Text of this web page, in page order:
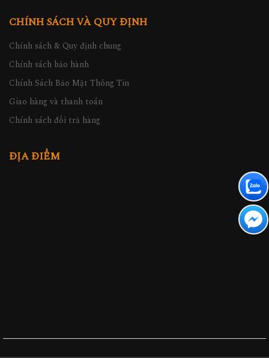
CHÍNH SÁCH VÀ QUY ĐỊNH
Chính sách & Quy định chung
Chính sách bảo hành
Chính Sách Bảo Mật Thông Tin
Giao hàng và thanh toán
Chính sách đổi trả hàng
ĐỊA ĐIỂM